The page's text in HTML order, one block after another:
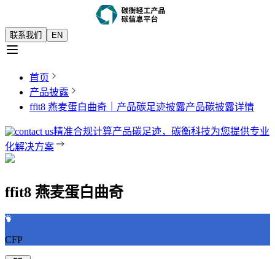
联系我们 EN
首页
产品披露
ffit8 燕麦蛋白曲奇｜产品碳足迹披露产品碳披露详情
精准合规计算产品碳足迹，碳衡科技为您提供专业
化解决方案
ffit8 燕麦蛋白曲奇
CFP